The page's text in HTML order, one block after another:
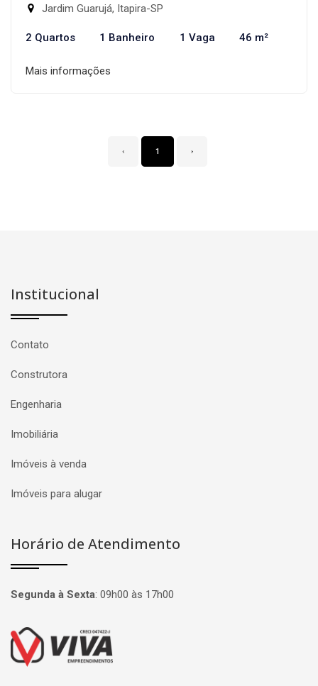
Jardim Guarujá, Itapira-SP
2 Quartos 1 Banheiro 1 Vaga 46 m²
Mais informações
‹ 1 ›
Institucional
Contato
Construtora
Engenharia
Imobiliária
Imóveis à venda
Imóveis para alugar
Horário de Atendimento
Segunda à Sexta: 09h00 às 17h00
Página inicial